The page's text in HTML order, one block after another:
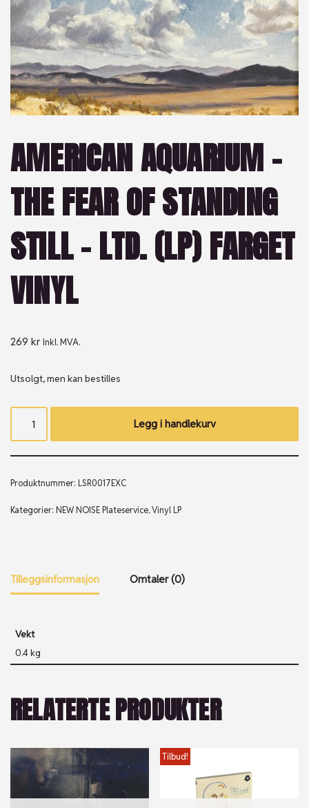
AMERICAN AQUARIUM -
THE FEAR OF STANDING
STILL – LTD. (LP) FARGET
VINYL
269 kr Inkl. MVA.
Utsolgt, men kan bestilles
Legg i handlekurv
Produktnummer: LSR0017EXC
Kategorier: NEW NOISE Plateservice,Vinyl LP
Tilleggsinformasjon Omtaler (0)
Vekt
0.4 kg
RELATERTE PRODUKTER
Tilbud!